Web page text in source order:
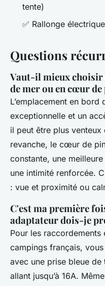
tente)
✅ Rallonge
Questions
Vaut-il mieux choisir
de mer ou en cœur de
L’emplacement en
exceptionnelle et un
il peut être plus
revanche, le cœur de
constante, une
une intimité renforcée.
: vue et proximité ou
C'est ma première
adaptateur dois-je
Pour les raccordements
campings français,
avec une prise bleue
allant jusqu’à 16A.